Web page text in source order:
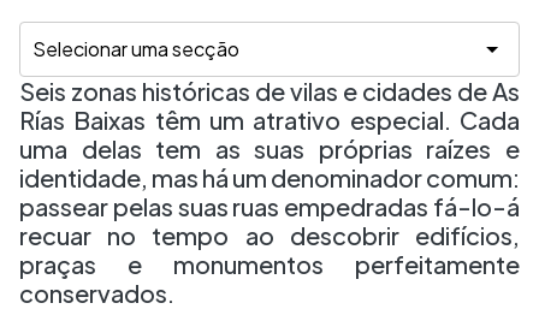
Seis zonas históricas de vilas e cidades de As
Rías Baixas têm um atrativo especial. Cada
uma delas tem as suas próprias raízes e
identidade, mas há um denominador comum:
passear pelas suas ruas empedradas fá-lo-á
recuar no tempo ao descobrir edifícios,
praças e monumentos perfeitamente
conservados.